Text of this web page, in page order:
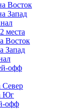
Восток
Запад
места
Восток
Запад
офф
Север
Юг
офф